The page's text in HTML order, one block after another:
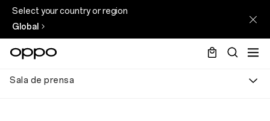
Select your country or region
Global
Sala de prensa